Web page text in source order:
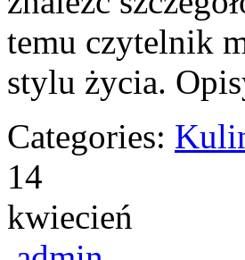
temu czytelnik
stylu życia.
Categories:
14
kwiecień